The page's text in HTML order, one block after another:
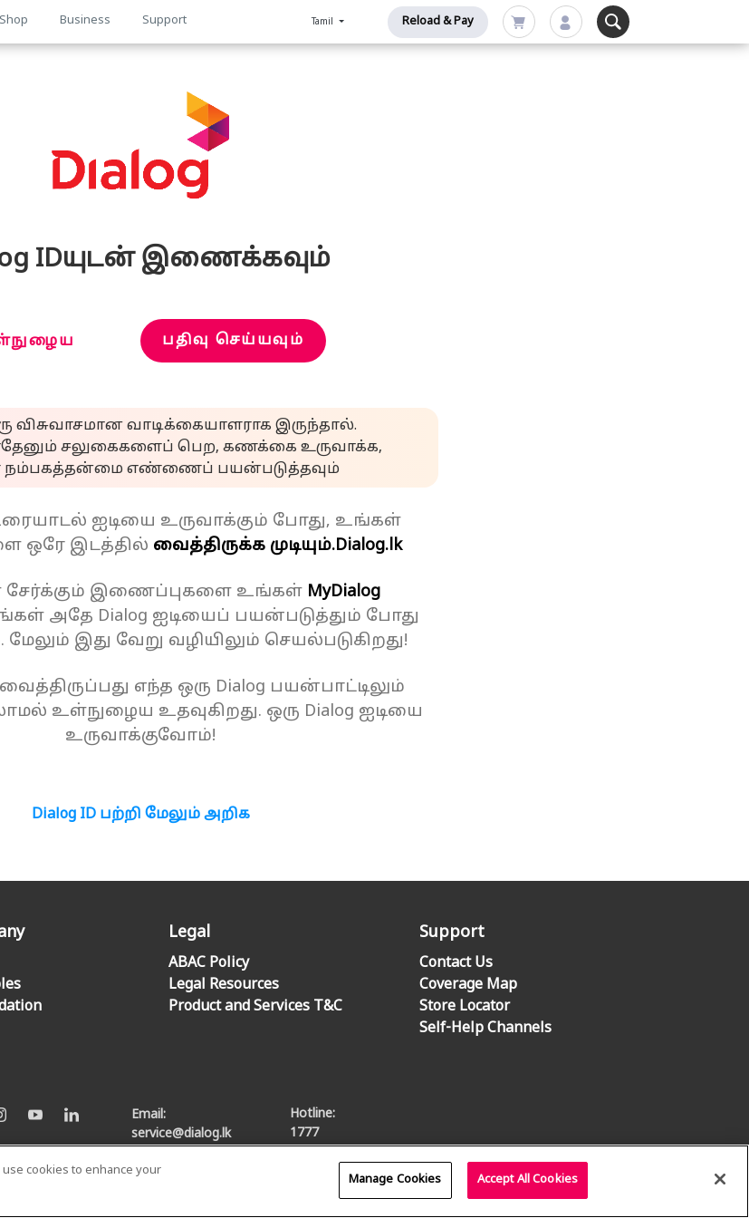
Shop Business Support Tamil Reload & Pay
IDயுடன் இணைக்கவும்
பதிவு செய்யவும்
விசுவாசமான வாடிக்கையாளராக இருந்தால்.
சலுகைகளைப் பெற, கணக்கை உருவாக்க,
எண்ணைப் பயன்படுத்தவும்
ஐடியை உருவாக்கும் போது, உங்கள்
ஒரே இடத்தில் வைத்திருக்க முடியும்.Dialog.lk
இணைப்புகளை உங்கள் MyDialog
அதே Dialog ஐடியைப் பயன்படுத்தும் போது
மேலும் இது வேறு வழியிலும் செயல்படுகிறது!
எந்த ஒரு Dialog பயன்பாட்டிலும்
உள்நுழைய உதவுகிறது. ஒரு Dialog ஐடியை
உருவாக்குவோம்!
Dialog ID பற்றி மேலும் அறிக
Legal
ABAC Policy
Legal Resources
Product and Services T&C
Support
Contact Us
Coverage Map
Store Locator
Self-Help Channels
Email:
service@dialog.lk
Hotline:
1777
© Dialog Axiata PLC. All Rights Reserved
cookies to enhance your
Manage Cookies Accept All Cookies